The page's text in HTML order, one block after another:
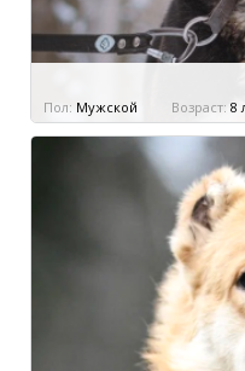
Пол: Мужской Возраст: 8